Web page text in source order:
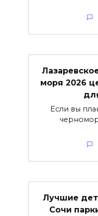
моря 2026
Если вы
Лучшие
Сочи